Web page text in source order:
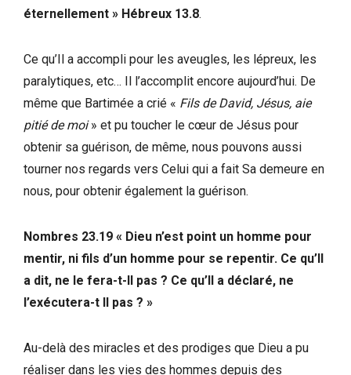
éternellement » Hébreux 13.8.
Ce qu’Il a accompli pour les aveugles, les lépreux, les
paralytiques, etc… Il l’accomplit encore aujourd’hui. De
même que Bartimée a crié « Fils de David, Jésus, aie
pitié de moi» et pu toucher le cœur de Jésus pour
obtenir sa guérison, de même, nous pouvons aussi
tourner nos regards vers Celui qui a fait Sa demeure en
nous, pour obtenir également la guérison.
Nombres 23.19 « Dieu n’est point un homme pour
mentir, ni fils d’un homme pour se repentir. Ce qu’Il
a dit, ne le fera-t-Il pas ? Ce qu’Il a déclaré, ne
l’exécutera-t Il pas ? »
Au-delà des miracles et des prodiges que Dieu a pu
réaliser dans les vies des hommes depuis des